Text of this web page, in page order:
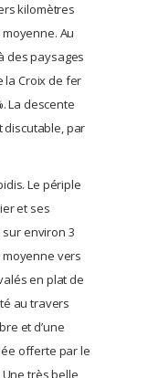
kilomètres
Au
des paysages
la Croix de fer
La descente
discutable, par
Le périple
et ses
sur environ 3
moyenne vers
en plat de
au travers
et d’une
offerte par le
très belle